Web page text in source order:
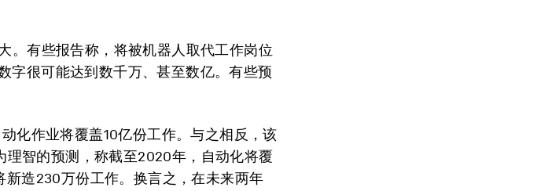
。有些报告称，将被机器人取代工作岗位
字很可能达到数千万、甚至数亿。有些预
化作业将覆盖10亿份工作。与之相反，该
理智的预测，称截至2020年，自动化将覆
造230万份工作。换言之，在未来两年